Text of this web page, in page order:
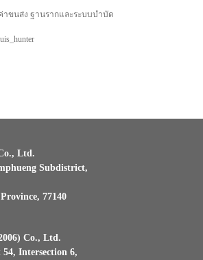
าขนส่ง ฐานรากและระบบบำบัด
Ltd.
Subdistrict,
77140
Co., Ltd.
Intersection 6,